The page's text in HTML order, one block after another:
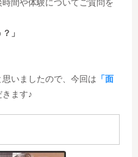
間や体験についてご質問を
」
いましたので、今回は 「面
ます♪